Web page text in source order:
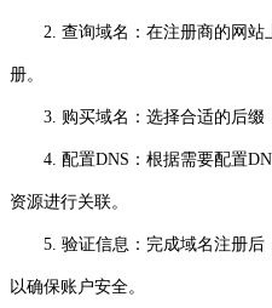
2. 查询域名：在注册商的网站
册。
3. 购买域名：选择合适的后缀（
4. 配置DNS：根据需要配置
资源进行关联。
5. 验证信息：完成域名注册后
以确保账户安全。